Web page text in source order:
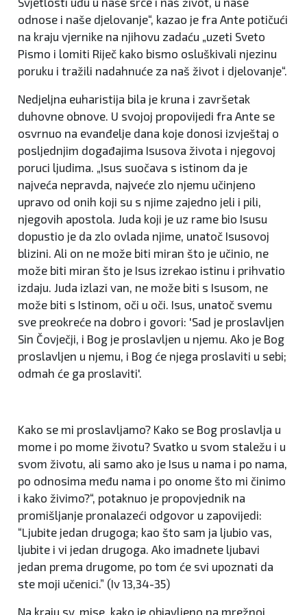
odnose i naše djelovanje“, kazao je fra Ante potičući
na kraju vjernike na njihovu zadaću „uzeti Sveto
Pismo i lomiti Riječ kako bismo osluškivali njezinu
poruku i tražili nadahnuće za naš život i djelovanje“.
Nedjeljna euharistija bila je kruna i završetak
duhovne obnove. U svojoj propovijedi fra Ante se
osvrnuo na evanđelje dana koje donosi izvještaj o
posljednjim događajima Isusova života i njegovoj
poruci ljudima. „Isus suočava s istinom da je
najveća nepravda, najveće zlo njemu učinjeno
upravo od onih koji su s njime zajedno jeli i pili,
njegovih apostola. Juda koji je uz rame bio Isusu
dopustio je da zlo ovlada njime, unatoč Isusovoj
blizini. Ali on ne može biti miran što je učinio, ne
može biti miran što je Isus izrekao istinu i prihvatio
izdaju. Juda izlazi van, ne može biti s Isusom, ne
može biti s Istinom, oči u oči. Isus, unatoč svemu
sve preokreće na dobro i govori: 'Sad je proslavljen
Sin Čovječji, i Bog je proslavljen u njemu. Ako je Bog
proslavljen u njemu, i Bog će njega proslaviti u sebi;
odmah će ga proslaviti'.
Kako se mi proslavljamo? Kako se Bog proslavlja u
mome i po mome životu? Svatko u svom staležu i u
svom životu, ali samo ako je Isus u nama i po nama,
po odnosima među nama i po onome što mi činimo
i kako živimo?“, potaknuo je propovjednik na
promišljanje pronalazeći odgovor u zapovijedi:
“Ljubite jedan drugoga; kao što sam ja ljubio vas,
ljubite i vi jedan drugoga. Ako imadnete ljubavi
jedan prema drugome, po tom će svi upoznati da
ste moji učenici.” (Iv 13,34-35)
Na kraju sv. mise, kako je objavljeno na mrežnoj